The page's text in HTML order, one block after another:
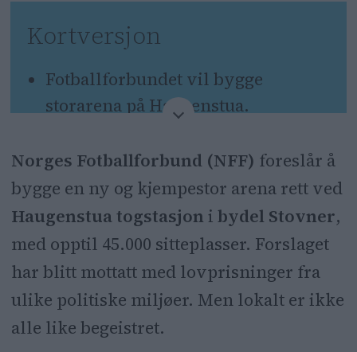
Kortversjon
Fotballforbundet vil bygge
storarena på Haugenstua.
gratis tilbud for unge.
Både en skatepark, et
motorsportsenter, en
ungdomsklubb og en skole for
vanskeligstilte kan være truet.
Leder av bydelsutvalget på
Stovner, Rashid Nawaz, mener
Norges Fotballforbund (NFF) foreslår å
bygge en ny og kjempestor arena rett ved
Haugenstua togstasjon i bydel Stovner,
med opptil 45.000 sitteplasser. Forslaget
har blitt mottatt med lovprisninger fra
ulike politiske miljøer. Men lokalt er ikke
alle like begeistret.